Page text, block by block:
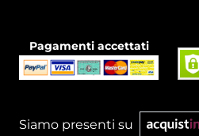
Pagamenti accettati
Siamo presenti su